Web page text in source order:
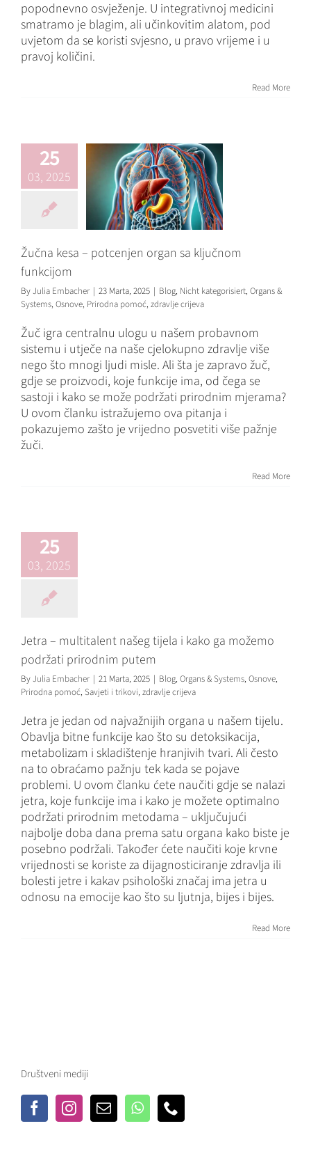
popodnevno osvježenje. U integrativnoj medicini
smatramo je blagim, ali učinkovitim alatom, pod
uvjetom da se koristi svjesno, u pravo vrijeme i u
pravoj količini.
Read More
25
03, 2025
Organs & Systems Osnove
Prirodna pomoć zdravlje
crijeva
Žučna kesa – potcenjen organ sa ključnom
funkcijom
ByJulia Embacher | 23 Marta, 2025 | Blog, Nicht kategorisiert, Organs &
Systems, Osnove, Prirodna pomoć, zdravlje crijeva
Žuč igra centralnu ulogu u našem probavnom
sistemu i utječe na naše cjelokupno zdravlje više
nego što mnogi ljudi misle. Ali šta je zapravo žuč,
gdje se proizvodi, koje funkcije ima, od čega se
sastoji i kako se može podržati prirodnim mjerama?
U ovom članku istražujemo ova pitanja i
pokazujemo zašto je vrijedno posvetiti više pažnje
žuči.
Read More
25
03, 2025
Jetra – multitalent našeg tijela i kako ga možemo
podržati prirodnim putem
ByJulia Embacher | 21 Marta, 2025 | Blog, Organs & Systems, Osnove,
Prirodna pomoć, Savjeti i trikovi, zdravlje crijeva
Jetra je jedan od najvažnijih organa u našem tijelu.
Obavlja bitne funkcije kao što su detoksikacija,
metabolizam i skladištenje hranjivih tvari. Ali često
na to obraćamo pažnju tek kada se pojave
problemi. U ovom članku ćete naučiti gdje se nalazi
jetra, koje funkcije ima i kako je možete optimalno
podržati prirodnim metodama – uključujući
najbolje doba dana prema satu organa kako biste je
posebno podržali. Također ćete naučiti koje krvne
vrijednosti se koriste za dijagnosticiranje zdravlja ili
bolesti jetre i kakav psihološki značaj ima jetra u
odnosu na emocije kao što su ljutnja, bijes i bijes.
Read More
Društveni mediji